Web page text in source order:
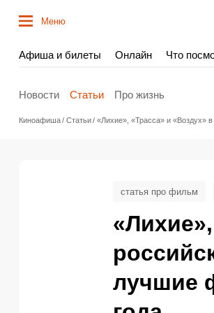
Меню
Афиша и билеты Онлайн Что
Новости Статьи Про жизнь
Киноафиша Статьи «Лихие», «Трасса» и «Воздух»
лучшие
статья про фильм